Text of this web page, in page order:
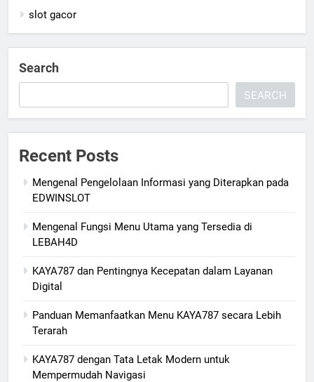
slot gacor
Search
SEARCH
Recent Posts
Mengenal Pengelolaan Informasi yang Diterapkan pada
EDWINSLOT
Mengenal Fungsi Menu Utama yang Tersedia di
LEBAH4D
KAYA787 dan Pentingnya Kecepatan dalam Layanan
Digital
Panduan Memanfaatkan Menu KAYA787 secara Lebih
Terarah
KAYA787 dengan Tata Letak Modern untuk
Mempermudah Navigasi